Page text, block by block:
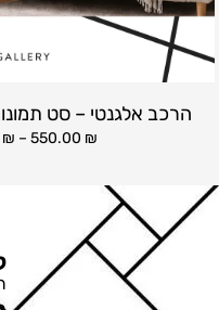
הרכב אלגנטי – סט
550.00 ₪
–
₪